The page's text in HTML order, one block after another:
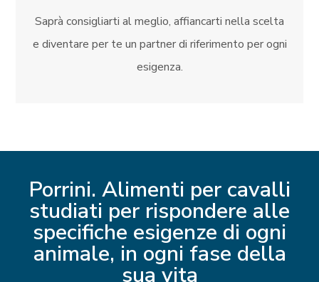
Saprà consigliarti al meglio, affiancarti nella scelta
e diventare per te un partner di riferimento per ogni
esigenza.
Porrini. Alimenti per cavalli
studiati per rispondere alle
specifiche esigenze di ogni
animale, in ogni fase della
sua vita